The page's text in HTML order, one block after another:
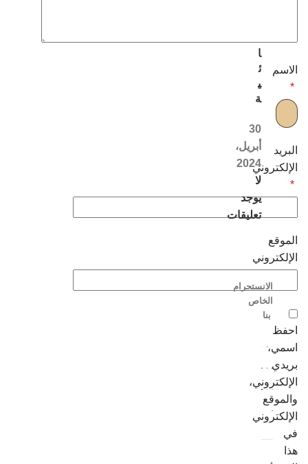
الاسم
*
البريد
الإلكتروني
*
الموقع
الإلكتروني
احفظ
اسمي،
بريدي
الإلكتروني،
والموقع
الإلكتروني
في
هذا
ا
ئ
ي
ة
30
أبريل،
2024
لا
يوجد
تعليقات
الانستجرام
الخاص
بنا